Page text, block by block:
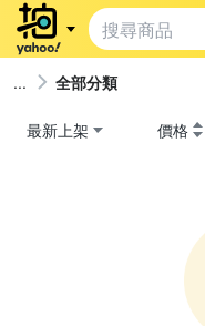
全部分類
最新上架 價格